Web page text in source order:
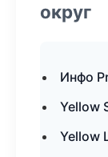
округ
Инфо
Yellow
Yellow